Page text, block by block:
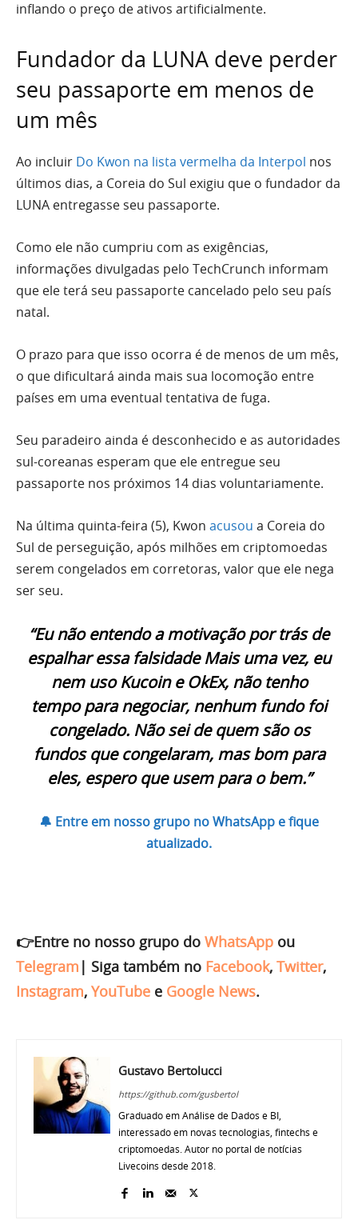
inflando o preço de ativos artificialmente.
Fundador da LUNA deve perder
seu passaporte em menos de
um mês
Ao incluir Do Kwon na lista vermelha da Interpol nos
últimos dias, a Coreia do Sul exigiu que o fundador da
LUNA entregasse seu passaporte.
Como ele não cumpriu com as exigências,
informações divulgadas pelo TechCrunch informam
que ele terá seu passaporte cancelado pelo seu país
natal.
O prazo para que isso ocorra é de menos de um mês,
o que dificultará ainda mais sua locomoção entre
países em uma eventual tentativa de fuga.
Seu paradeiro ainda é desconhecido e as autoridades
sul-coreanas esperam que ele entregue seu
passaporte nos próximos 14 dias voluntariamente.
Na última quinta-feira (5), Kwon acusou a Coreia do
Sul de perseguição, após milhões em criptomoedas
serem congelados em corretoras, valor que ele nega
ser seu.
“Eu não entendo a motivação por trás de
espalhar essa falsidade Mais uma vez, eu
nem uso Kucoin e OkEx, não tenho
tempo para negociar, nenhum fundo foi
congelado. Não sei de quem são os
fundos que congelaram, mas bom para
eles, espero que usem para o bem.”
🔔 Entre em nosso grupo no WhatsApp e fique
atualizado.
👉Entre no nosso grupo do WhatsApp ou
Telegram | Siga também no Facebook, Twitter,
Instagram, YouTube e Google News.
Gustavo Bertolucci
https://github.com/gusbertol
Graduado em Análise de Dados e BI,
interessado em novas tecnologias, fintechs e
criptomoedas. Autor no portal de notícias
Livecoins desde 2018.